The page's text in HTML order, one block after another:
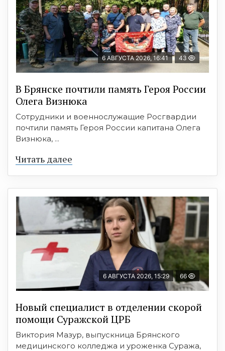
6 АВГУСТА 2026, 16:41 43
В Брянске почтили память Героя России
Олега Визнюка
Сотрудники и военнослужащие Росгвардии
почтили память Героя России капитана Олега
Визнюка, ...
Читать далее
6 АВГУСТА 2026, 15:29 66
Новый специалист в отделении скорой
помощи Суражской ЦРБ
Виктория Мазур, выпускница Брянского
медицинского колледжа и уроженка Суража,